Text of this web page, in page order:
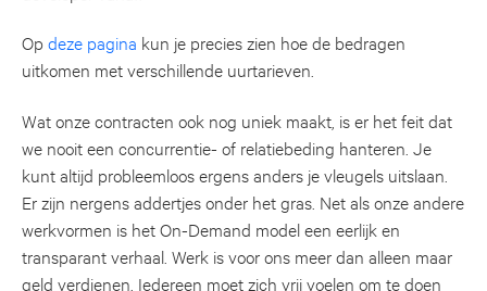
Op deze pagina kun je precies zien hoe de bedragen
uitkomen met verschillende uurtarieven.
Wat onze contracten ook nog uniek maakt, is er het feit dat
we nooit een concurrentie- of relatiebeding hanteren. Je
kunt altijd probleemloos ergens anders je vleugels uitslaan.
Er zijn nergens addertjes onder het gras. Net als onze andere
werkvormen is het On-Demand model een eerlijk en
transparant verhaal. Werk is voor ons meer dan alleen maar
geld verdienen. Iedereen moet zich vrij voelen om te doen